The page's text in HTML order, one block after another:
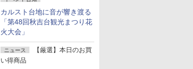
カルスト台地に音が響き渡る
「第48回秋吉台観光まつり花
火大会」
ニュース
【厳選】本日のお買
い得商品